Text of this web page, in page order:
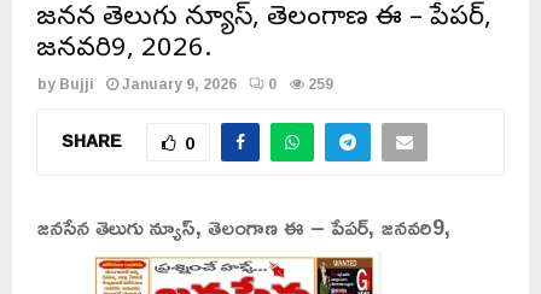
జనసేన తెలుగు న్యూస్, తెలంగాణ ఈ – పేపర్,
జనవరి9, 2026.
byBujji January 9, 2026 0 259
SHARE 0
జనసేన తెలుగు న్యూస్, తెలంగాణ ఈ – పేపర్, జనవరి9,